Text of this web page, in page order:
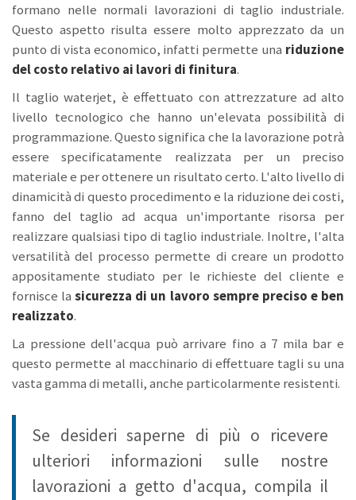
formano nelle normali lavorazioni di taglio industriale.
Questo aspetto risulta essere molto apprezzato da un
punto di vista economico, infatti permette una riduzione
del costo relativo ai lavori di finitura.
Il taglio waterjet, è effettuato con attrezzature ad alto
livello tecnologico che hanno un'elevata possibilità di
programmazione. Questo significa che la lavorazione potrà
essere specificatamente realizzata per un preciso
materiale e per ottenere un risultato certo. L'alto livello di
dinamicità di questo procedimento e la riduzione dei costi,
fanno del taglio ad acqua un'importante risorsa per
realizzare qualsiasi tipo di taglio industriale. Inoltre, l'alta
versatilità del processo permette di creare un prodotto
appositamente studiato per le richieste del cliente e
fornisce lasicurezza di un lavoro sempre preciso e ben
realizzato.
La pressione dell'acqua può arrivare fino a 7 mila bar e
questo permette al macchinario di effettuare tagli su una
vasta gamma di metalli, anche particolarmente resistenti.
Se desideri saperne di più o ricevere
ulteriori informazioni sulle nostre
lavorazioni a getto d'acqua, compila il